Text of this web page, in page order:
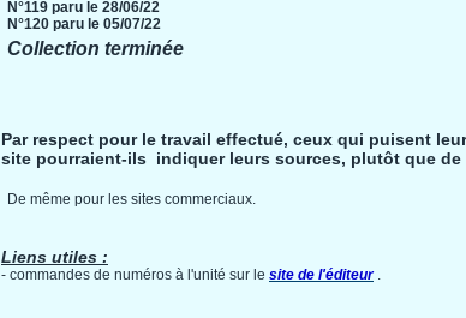
N°119 paru le 28/06/22
N°120 paru le 05/07/22
Collection terminée
Par respect pour le travail effectué, ceux qui puisent
site pourraient-ils indiquer leurs sources, plutôt que de
De même pour les sites commerciaux.
Liens utiles :
- commandes de numéros à l'unité sur le site de l'éditeur.